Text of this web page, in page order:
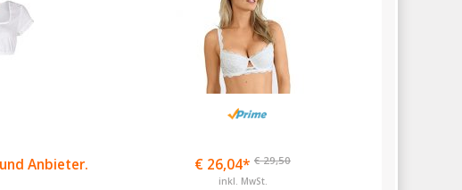
Anbieter. € 26,04* € 29,50
inkl. MwSt.